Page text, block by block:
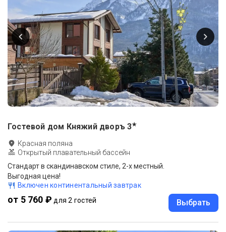
Гостевой дом Княжий дворъ 3★
Красная поляна
Открытый плавательный бассейн
Стандарт в скандинавском стиле, 2-х местный.
Выгодная цена!
Включен континентальный завтрак
от 5 760 ₽ для 2 гостей Выбрать